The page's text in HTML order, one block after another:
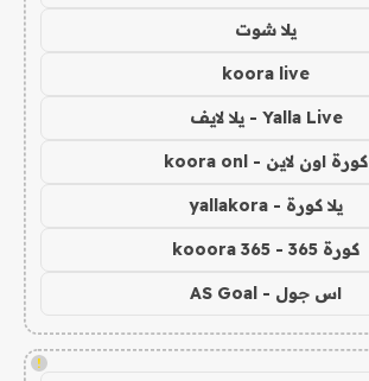
يلا شوت
koora live
Yalla Live - يلا لايف
كورة اون لاين - koora onl
يلا كورة - yallakora
كورة 365 - kooora 365
اس جول - AS Goal
!